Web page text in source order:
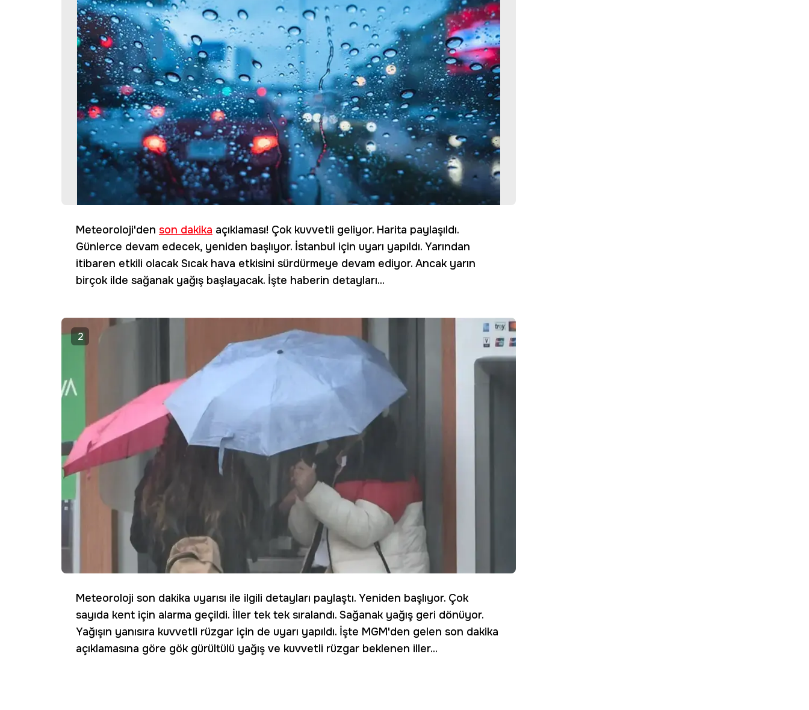
Meteoroloji'den son dakika açıklaması! Çok kuvvetli geliyor. Harita paylaşıldı.
Günlerce devam edecek, yeniden başlıyor. İstanbul için uyarı yapıldı. Yarından
itibaren etkili olacak Sıcak hava etkisini sürdürmeye devam ediyor. Ancak yarın
birçok ilde sağanak yağış başlayacak. İşte haberin detayları...
2
Meteoroloji son dakika uyarısı ile ilgili detayları paylaştı. Yeniden başlıyor. Çok
sayıda kent için alarma geçildi. İller tek tek sıralandı. Sağanak yağış geri dönüyor.
Yağışın yanısıra kuvvetli rüzgar için de uyarı yapıldı. İşte MGM'den gelen son dakika
açıklamasına göre gök gürültülü yağış ve kuvvetli rüzgar beklenen iller...